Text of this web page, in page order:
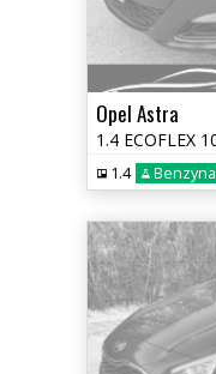
Opel Astra
1.4 Benzyna